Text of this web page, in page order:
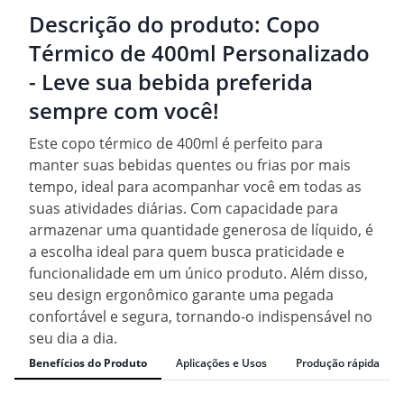
Descrição do produto: Copo
Térmico de 400ml Personalizado
- Leve sua bebida preferida
sempre com você!
Este copo térmico de 400ml é perfeito para
manter suas bebidas quentes ou frias por mais
tempo, ideal para acompanhar você em todas as
suas atividades diárias. Com capacidade para
armazenar uma quantidade generosa de líquido, é
a escolha ideal para quem busca praticidade e
funcionalidade em um único produto. Além disso,
seu design ergonômico garante uma pegada
confortável e segura, tornando-o indispensável no
seu dia a dia.
Benefícios do Produto Aplicações e Usos Produção rápida